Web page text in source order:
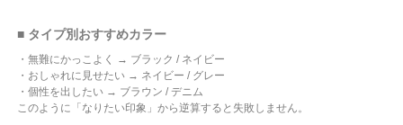
■ タイプ別おすすめカラー
・無難にかっこよく → ブラック / ネイビー
・おしゃれに見せたい → ネイビー / グレー
・個性を出したい → ブラウン / デニム
このように「なりたい印象」から逆算すると失敗しません。